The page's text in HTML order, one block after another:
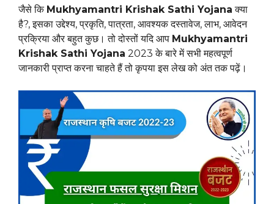
जैसे कि Mukhyamantri Krishak Sathi Yojana क्या
है?, इसका उद्देश्य, प्रकृति, पात्रता, आवश्यक दस्तावेज, लाभ, आवेदन
प्रक्रिया और बहुत कुछ। तो दोस्तों यदि आप Mukhyamantri
Krishak Sathi Yojana 2023 के बारे में सभी महत्वपूर्ण
जानकारी प्राप्त करना चाहते हैं तो कृपया इस लेख को अंत तक पढ़ें।